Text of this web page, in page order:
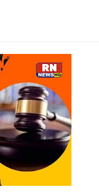
Stay